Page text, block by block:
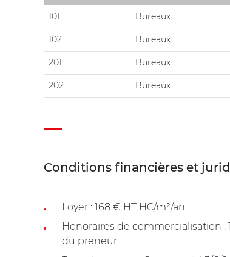
101 Bureaux
102 Bureaux
201 Bureaux
202 Bureaux
Conditions financières et
Loyer : 168 € HT HC/m²/an
Honoraires de commercialisation :
du preneur